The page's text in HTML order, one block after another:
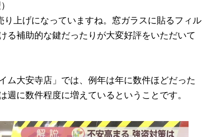
り上げになっていますね。窓ガラスに貼るフィル
る補助的な鍵だったりが大変好評をいただいて
大安寺店」では、例年は年に数件ほどだった
週に数件程度に増えているということです。